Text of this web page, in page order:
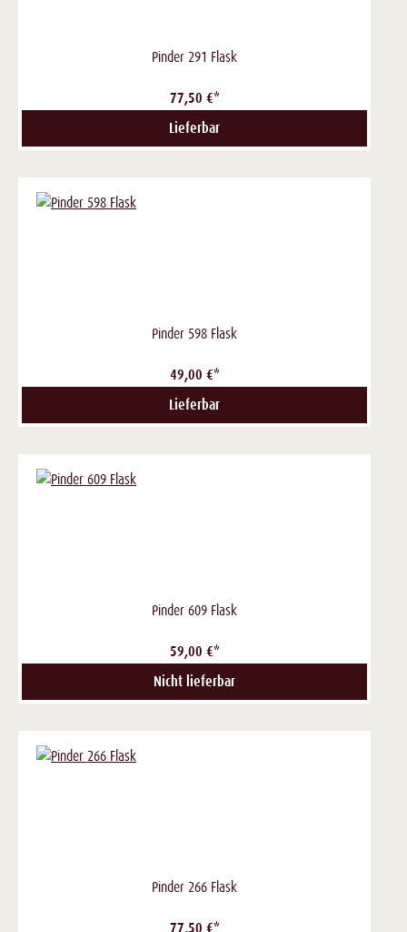
Pinder 291 Flask
77,50 €*
Lieferbar
Pinder 598 Flask
49,00 €*
Lieferbar
Pinder 609 Flask
59,00 €*
Nicht lieferbar
Pinder 266 Flask
77,50 €*